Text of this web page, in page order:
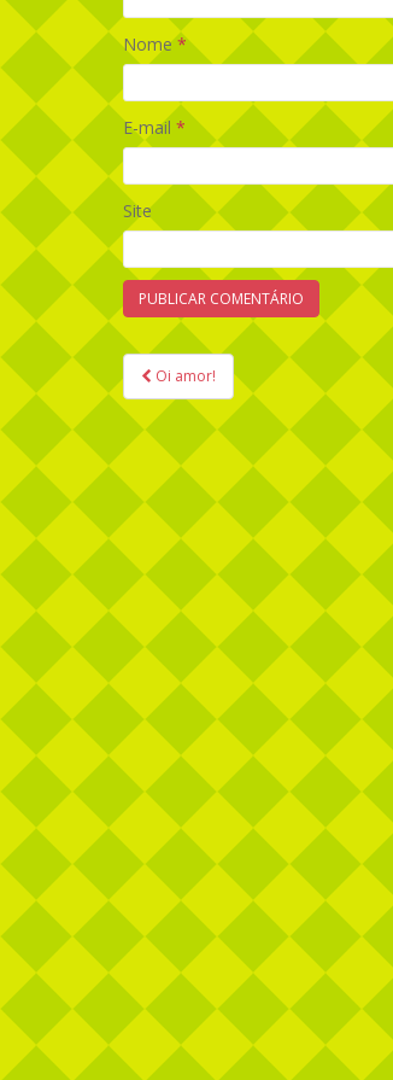
Nome*
E-mail *
Site
Navegação de Post
Oi amor!